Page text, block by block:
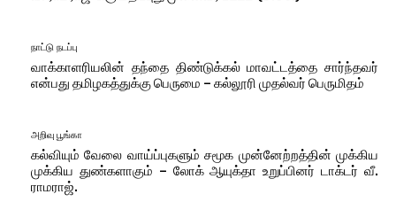
நாட்டு நடப்பு
வாக்காளரியலின் தந்தை திண்டுக்கல் மாவட்டத்தை சார்ந்தவர்
என்பது தமிழகத்துக்கு பெருமை – கல்லூரி முதல்வர் பெருமிதம்
அறிவு பூங்கா
கல்வியும் வேலை வாய்ப்புகளும் சமூக முன்னேற்றத்தின் முக்கிய
முக்கிய துண்களாகும் – லோக் ஆயுக்தா உறுப்பினர் டாக்டர் வீ.
ராமராஜ்.